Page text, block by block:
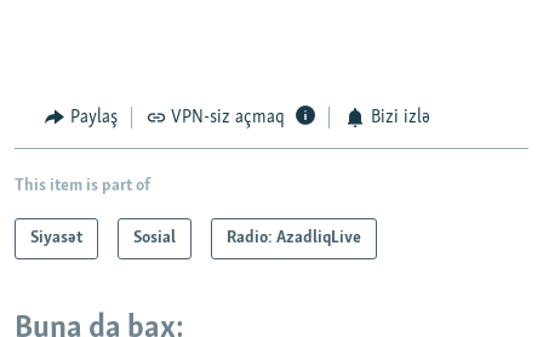
Paylaş VPN-siz açmaq Bizi izlə
This item is part of
Siyasət Sosial Radio: AzadliqLive
Buna da bax: